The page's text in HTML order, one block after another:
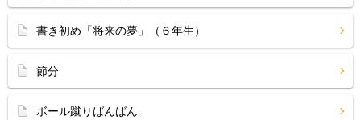
書き初め「将来の夢」（６年生）
節分
ボール蹴りばんばん